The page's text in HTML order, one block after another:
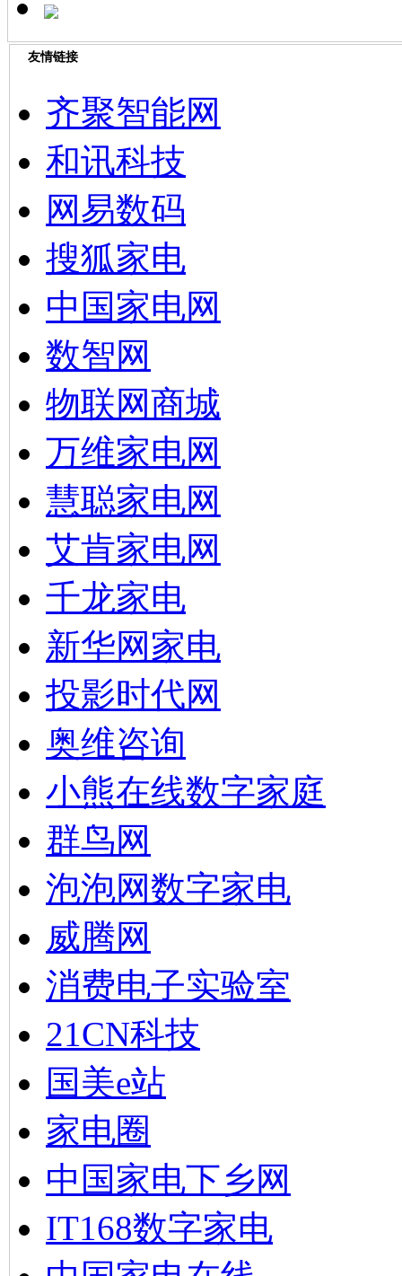
友情链接
齐聚智能网
和讯科技
网易数码
搜狐家电
中国家电网
数智网
物联网商城
万维家电网
慧聪家电网
艾肯家电网
千龙家电
新华网家电
投影时代网
奥维咨询
小熊在线数字家庭
群鸟网
泡泡网数字家电
威腾网
消费电子实验室
21CN科技
国美e站
家电圈
中国家电下乡网
IT168数字家电